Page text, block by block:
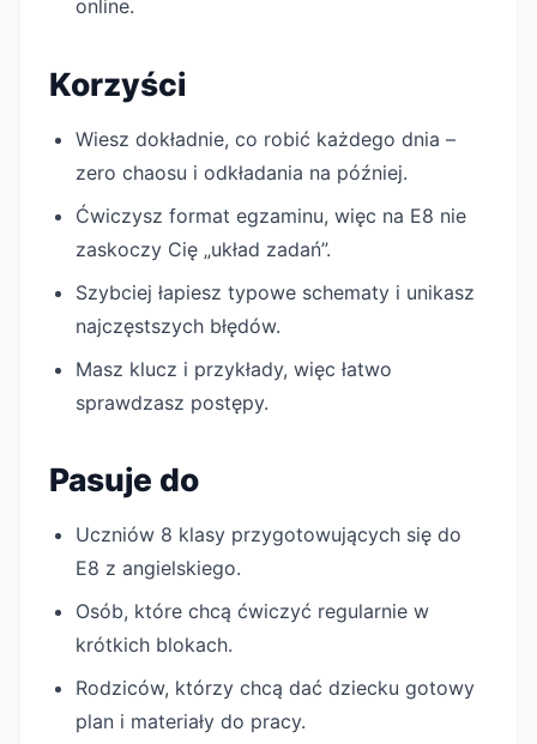
online.
Korzyści
Wiesz dokładnie, co robić każdego dnia –
zero chaosu i odkładania na później.
Ćwiczysz format egzaminu, więc na E8 nie
zaskoczy Cię „układ zadań”.
Szybciej łapiesz typowe schematy i unikasz
najczęstszych błędów.
Masz klucz i przykłady, więc łatwo
sprawdzasz postępy.
Pasuje do
Uczniów 8 klasy przygotowujących się do
E8 z angielskiego.
Osób, które chcą ćwiczyć regularnie w
krótkich blokach.
Rodziców, którzy chcą dać dziecku gotowy
plan i materiały do pracy.